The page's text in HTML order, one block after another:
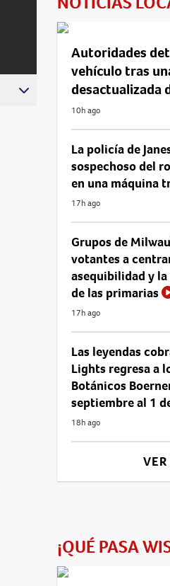
Autoridades
vehículo tras
desactualizada
10h ago
La policía de
sospechoso del
en una máquina
17h ago
Grupos de
votantes a
asequibilidad y
de las primarias
17h ago
Las leyendas
Lights regresa a
Botánicos
septiembre al 1
18h ago
¡QUÉ PASA